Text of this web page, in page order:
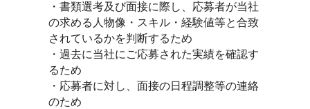
・書類選考及び面接に際し、応募者が当社
の求める人物像・スキル・経験値等と合致
されているかを判断するため
・過去に当社にご応募された実績を確認す
るため
・応募者に対し、面接の日程調整等の連絡
のため